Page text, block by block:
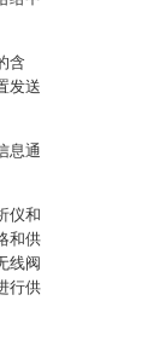
含
发送
息通
仪和
和供
线阀
行供